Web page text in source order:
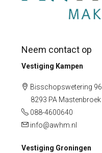
Neem contact op
Vestiging Kampen
Bisschopswetering 96
8293 PA Mastenbroek
088-4600640
info@awhm.nl
Vestiging Groningen